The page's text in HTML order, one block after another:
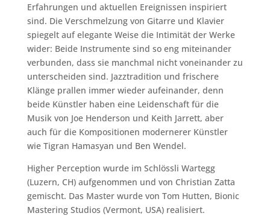
Erfahrungen und aktuellen Ereignissen inspiriert
sind. Die Verschmelzung von Gitarre und Klavier
spiegelt auf elegante Weise die Intimität der Werke
wider: Beide Instrumente sind so eng miteinander
verbunden, dass sie manchmal nicht voneinander zu
unterscheiden sind. Jazztradition und frischere
Klänge prallen immer wieder aufeinander, denn
beide Künstler haben eine Leidenschaft für die
Musik von Joe Henderson und Keith Jarrett, aber
auch für die Kompositionen modernerer Künstler
wie Tigran Hamasyan und Ben Wendel.
Higher Perception wurde im Schlössli Wartegg
(Luzern, CH) aufgenommen und von Christian Zatta
gemischt. Das Master wurde von Tom Hutten, Bionic
Mastering Studios (Vermont, USA) realisiert.